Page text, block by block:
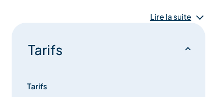
Que vous souhaitiez découvrir le golf, perfectionner
Alexis Grivaud et Charles Briant, enseignants PGA,
mettent leur expertise et leur passion à votre service.
Leçons individuelles, parcours accompagnés,
Lire la suite
Tarifs
Tarifs